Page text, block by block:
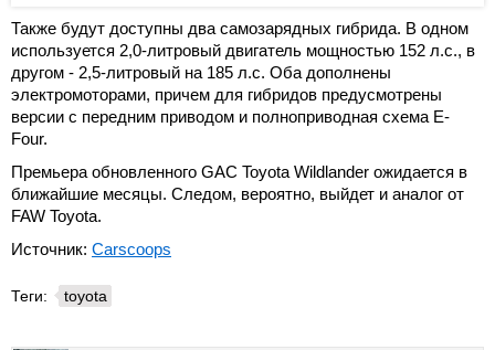
Также будут доступны два самозарядных гибрида. В одном
используется 2,0-литровый двигатель мощностью 152 л.с., в
другом - 2,5-литровый на 185 л.с. Оба дополнены
электромоторами, причем для гибридов предусмотрены
версии с передним приводом и полноприводная схема E-
Four.
Премьера обновленного GAC Toyota Wildlander ожидается в
ближайшие месяцы. Следом, вероятно, выйдет и аналог от
FAW Toyota.
Источник: Carscoops
Теги: toyota